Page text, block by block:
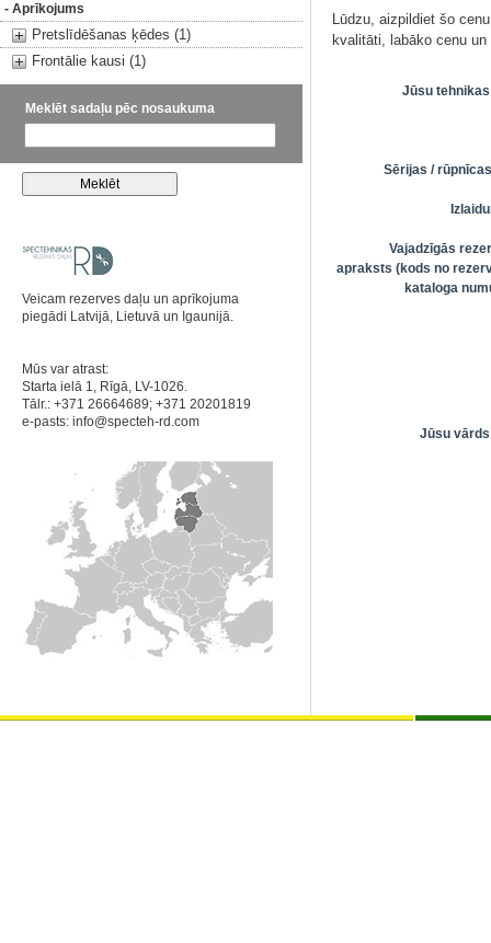
- Aprīkojums
Pretslīdēšanas ķēdes (1)
Frontālie kausi (1)
Meklēt sadaļu pēc nosaukuma
Veicam rezerves daļu un aprīkojuma
piegādi Latvijā, Lietuvā un Igaunijā.
Mūs var atrast:
Starta ielā 1, Rīgā, LV-1026.
Tālr.: +371 26664689; +371 20201819
e-pasts: info@specteh-rd.com
Lūdzu, aizpildiet šo
kvalitāti, labāko cenu
Jūsu
Sērijas /
Vajadzīgās
apraksts (kods no
kataloga
Jūsu